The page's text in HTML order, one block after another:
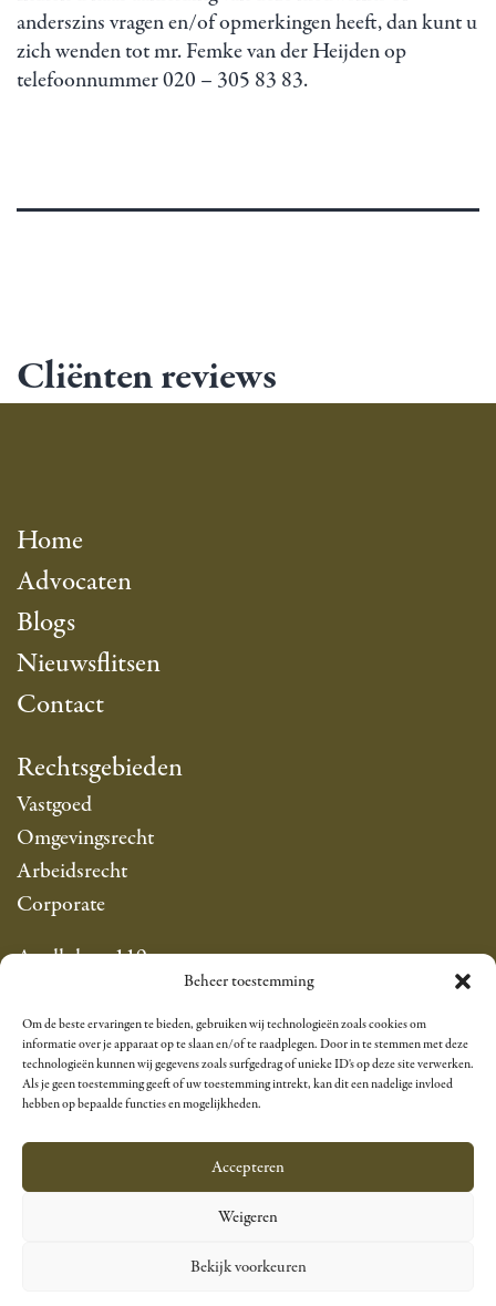
Beheer toestemming
Om de beste ervaringen te bieden, gebruiken wij technologieën zoals cookies om
informatie over je apparaat op te slaan en/of te raadplegen. Door in te stemmen met deze
technologieën kunnen wij gegevens zoals surfgedrag of unieke ID's op deze site verwerken.
Als je geen toestemming geeft of uw toestemming intrekt, kan dit een nadelige invloed
hebben op bepaalde functies en mogelijkheden.
Accepteren
Weigeren
Bekijk voorkeuren
anderszins vragen en/of opmerkingen heeft, dan kunt u
zich wenden tot mr. Femke van der Heijden op
telefoonnummer 020 – 305 83 83.
Cliënten reviews
Home
Advocaten
Blogs
Nieuwsflitsen
Contact
Rechtsgebieden
Vastgoed
Omgevingsrecht
Arbeidsrecht
Corporate
Apollolaan 119
1077 AP Amsterdam
info@sarfatyadvocaten.nl
T +31 20 305 8383
Linkedin
Algemene voorwaarden